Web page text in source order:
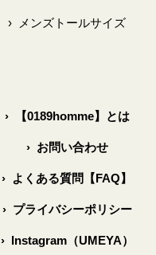
› メンズトールサイズ
›【0189homme】とは
›お問い合わせ
› よくある質問【FAQ】
›プライバシーポリシー
›Instagram（UMEYA）